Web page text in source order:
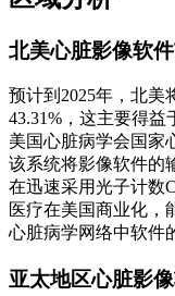
北美心脏影像软
预计到2025年，北美
43.31%，这主要得
美国心脏病学会国家
该系统将影像软件的
在迅速采用光子计数
医疗在美国商业化，
心脏病学网络中软件
亚太地区心脏影